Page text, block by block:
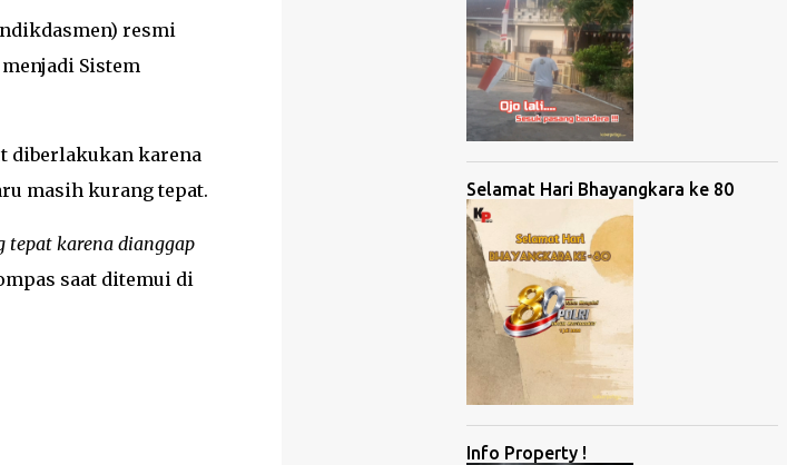
resmi
Sistem
diberlakukan karena
masih kurang tepat.
tepat karena dianggap
saat ditemui di
Selamat Hari Bhayangkara ke 80
Info Property !